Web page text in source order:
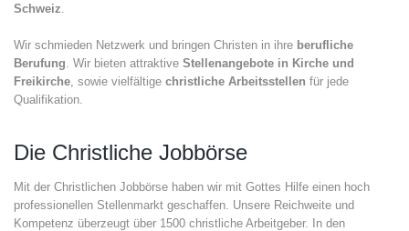
Schweiz
Wir schmieden Netzwerk und bringen Christen in ihre berufliche
Berufung . Wir bieten attraktive Stellenangebote in Kirche und
Freikirche , sowie vielfältige christliche Arbeitsstellen für jede
Qualifikation.
Die Christliche Jobbörse
Mit der Christlichen Jobbörse haben wir mit Gottes Hilfe einen hoch
professionellen Stellenmarkt geschaffen. Unsere Reichweite und
Kompetenz überzeugt über 1500 christliche Arbeitgeber. In den